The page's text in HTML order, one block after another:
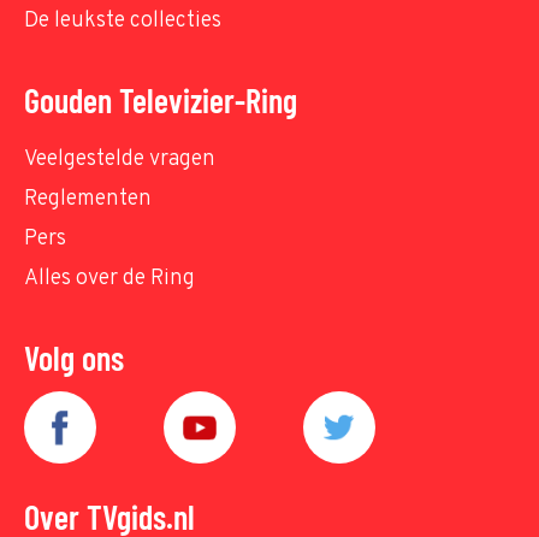
De leukste collecties
Gouden Televizier-Ring
Veelgestelde vragen
Reglementen
Pers
Alles over de Ring
Volg ons
Over TVgids.nl